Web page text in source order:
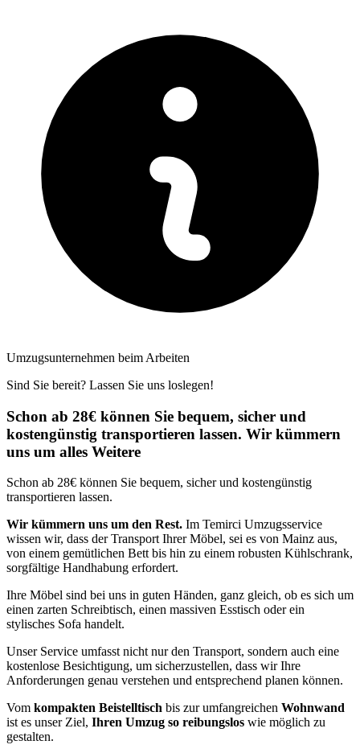
Umzugsunternehmen beim Arbeiten
Sind Sie bereit? Lassen Sie uns loslegen!
Schon ab 28€ können Sie bequem, sicher und
kostengünstig transportieren lassen. Wir kümmern
uns um alles Weitere
Schon ab 28€ können Sie bequem, sicher und kostengünstig
transportieren lassen.
Wir kümmern uns um den Rest. Im Temirci Umzugsservice
wissen wir, dass der Transport Ihrer Möbel, sei es von Mainz aus,
von einem gemütlichen Bett bis hin zu einem robusten Kühlschrank,
sorgfältige Handhabung erfordert.
Ihre Möbel sind bei uns in guten Händen, ganz gleich, ob es sich um
einen zarten Schreibtisch, einen massiven Esstisch oder ein
stylisches Sofa handelt.
Unser Service umfasst nicht nur den Transport, sondern auch eine
kostenlose Besichtigung, um sicherzustellen, dass wir Ihre
Anforderungen genau verstehen und entsprechend planen können.
Vom kompakten Beistelltisch bis zur umfangreichen Wohnwand
ist es unser Ziel, Ihren Umzug so reibungslos wie möglich zu
gestalten.